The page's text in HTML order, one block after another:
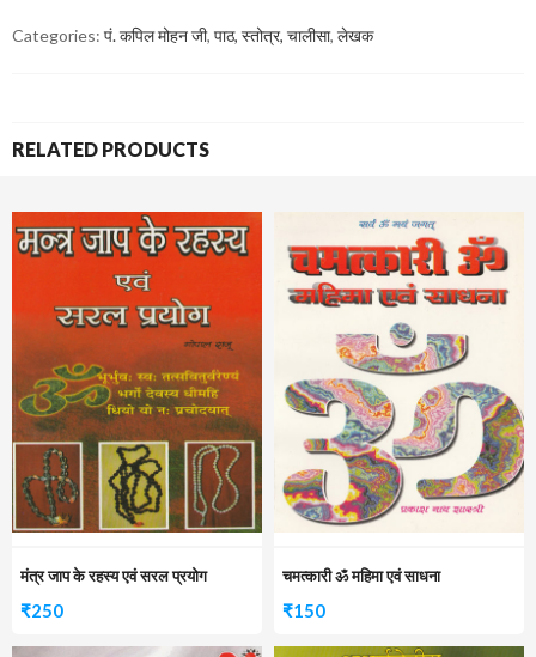
Categories: पं. कपिल मोहन जी, पाठ, स्तोत्र, चालीसा, लेखक
RELATED PRODUCTS
मंत्र जाप के रहस्य एवं सरल प्रयोग
₹250
चमत्कारी ॐ महिमा एवं साधना
₹150